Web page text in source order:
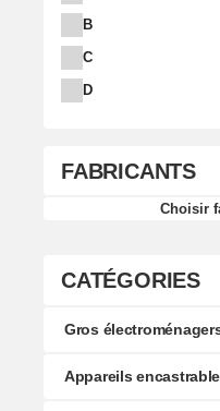
B
C
D
FABRICANTS
Choisir
CATÉGORIES
Gros
Appareils